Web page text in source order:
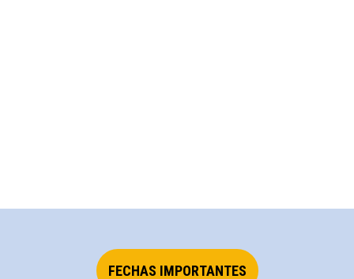
FECHAS IMPORTANTES